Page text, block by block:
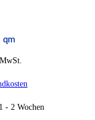
qm
1 - 2 Wochen